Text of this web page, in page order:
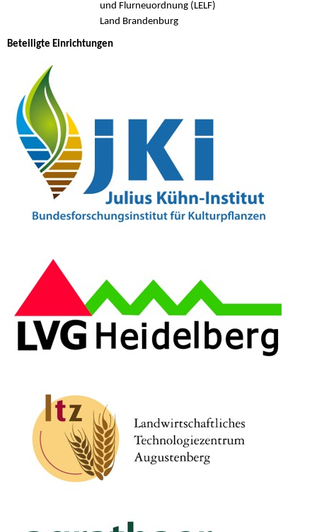
und Flurneuordnung (LELF)
Land Brandenburg
Beteiligte Einrichtungen